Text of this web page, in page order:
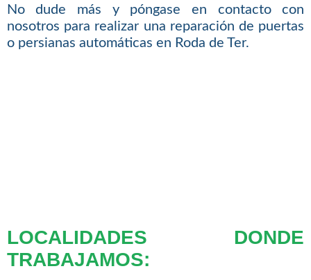
No dude más y póngase en contacto con
nosotros para realizar una reparación de puertas
o persianas automáticas en Roda de Ter.
LOCALIDADES DONDE
TRABAJAMOS: